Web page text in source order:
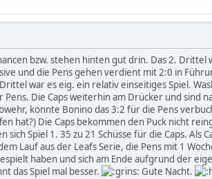
bzw. stehen hinten gut drin. Das 2. Drittel
und die Pens gehen verdient mit 2:0 in
war es eig. ein relativ einseitiges Spiel.
Die Caps weiterhin am Drücker und sind
konnte Bonino das 3:2 für die Pens
hat?) Die Caps bekommen den Puck nicht
sich Spiel 1. 35 zu 21 Schüsse für die Caps.
Lauf aus der Leafs Serie, die Pens mit 1
haben und sich am Ende aufgrund der
das Spiel mal besser.
Gute Nacht.